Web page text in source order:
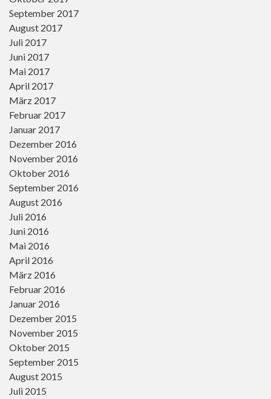
September 2017
August 2017
Juli 2017
Juni 2017
Mai 2017
April 2017
März 2017
Februar 2017
Januar 2017
Dezember 2016
November 2016
Oktober 2016
September 2016
August 2016
Juli 2016
Juni 2016
Mai 2016
April 2016
März 2016
Februar 2016
Januar 2016
Dezember 2015
November 2015
Oktober 2015
September 2015
August 2015
Juli 2015